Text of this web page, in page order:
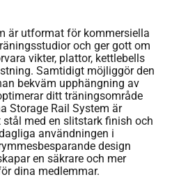
är utformat för kommersiella
och ger gott om
vikter, plattor, kettlebells
Samtidigt möjliggör den
bekväm upphängning av
ditt träningsområde
Storage Rail System är
med en slitstark finish och
användningen i
design
en säkrare och mer
dina medlemmar.